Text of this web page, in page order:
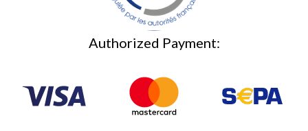
Authorized Payment: